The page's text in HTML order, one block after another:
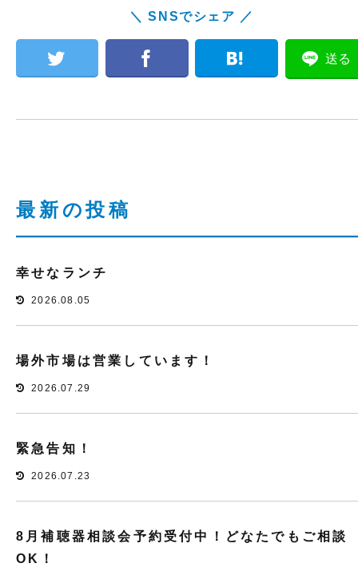
＼ SNSでシェア ／
送る
最新の投稿
幸せなランチ
2026.08.05
場外市場は営業しています！
2026.07.29
緊急告知！
2026.07.23
8月補聴器相談会予約受付中！どなたでもご相談
OK！